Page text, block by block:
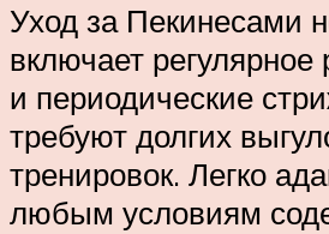
Уход за Пекинесами
включает
и периодические
требуют долгих
тренировок. Легко
любым условиям